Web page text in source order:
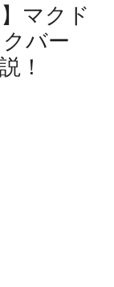
マクド
バー
！